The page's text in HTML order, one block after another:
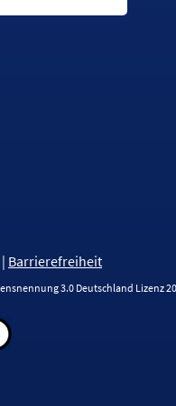
| Barrierefreiheit
3.0 Deutschland Lizenz